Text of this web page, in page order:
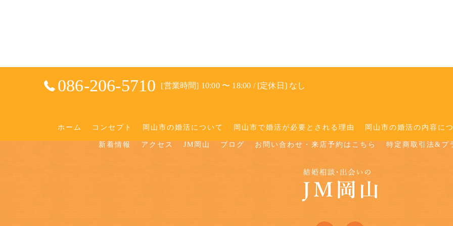
086-206-5710 [営業時間] 10:00 〜 18:00 / [定休日] なし
ホーム コンセプト 岡山市の婚活について 岡山市で婚活が必要とされる理由 岡山市の婚活の内容に
新着情報 アクセス JM岡山 ブログ お問い合わせ・来店予約はこちら 特定商取引法&プ